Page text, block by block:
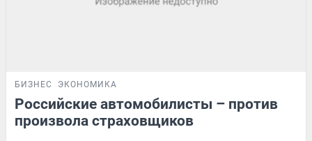
БИЗНЕС ЭКОНОМИКА
Российские автомобилисты – против
произвола страховщиков